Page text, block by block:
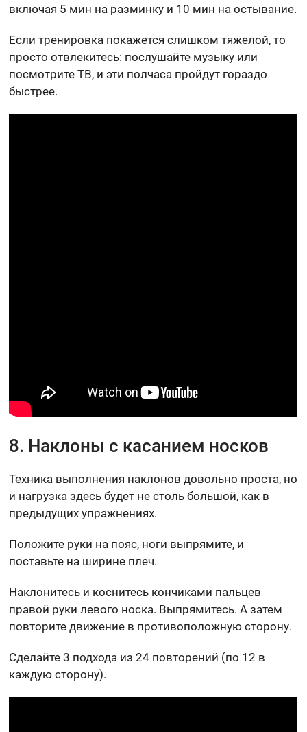
включая 5 мин на разминку и 10 мин на остывание.
Если тренировка покажется слишком тяжелой, то
просто отвлекитесь: послушайте музыку или
посмотрите ТВ, и эти полчаса пройдут гораздо
быстрее.
8. Наклоны с касанием носков
Техника выполнения наклонов довольно проста, но
и нагрузка здесь будет не столь большой, как в
предыдущих упражнениях.
Положите руки на пояс, ноги выпрямите, и
поставьте на ширине плеч.
Наклонитесь и коснитесь кончиками пальцев
правой руки левого носка. Выпрямитесь. А затем
повторите движение в противоположную сторону.
Сделайте 3 подхода из 24 повторений (по 12 в
каждую сторону).